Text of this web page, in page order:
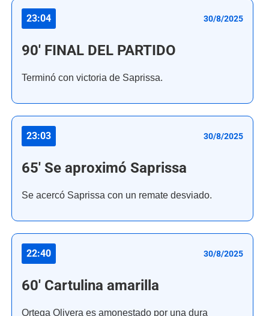
23:04 30/8/2025
90' FINAL DEL PARTIDO
Terminó con victoria de Saprissa.
23:03 30/8/2025
65' Se aproximó Saprissa
Se acercó Saprissa con un remate desviado.
22:40 30/8/2025
60' Cartulina amarilla
Ortega Olivera es amonestado por una dura